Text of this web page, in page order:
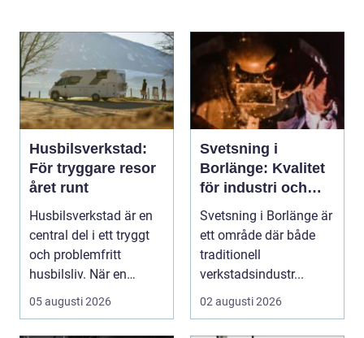
Husbilsverkstad:
För tryggare resor
året runt
Husbilsverkstad är en
central del i ett tryggt
och problemfritt
husbilsliv. När en
05 augusti 2026
Svetsning i
Borlänge: Kvalitet
för industri och
konstruktion
Svetsning i Borlänge är
ett område där både
traditionell
verkstadsindustr...
02 augusti 2026